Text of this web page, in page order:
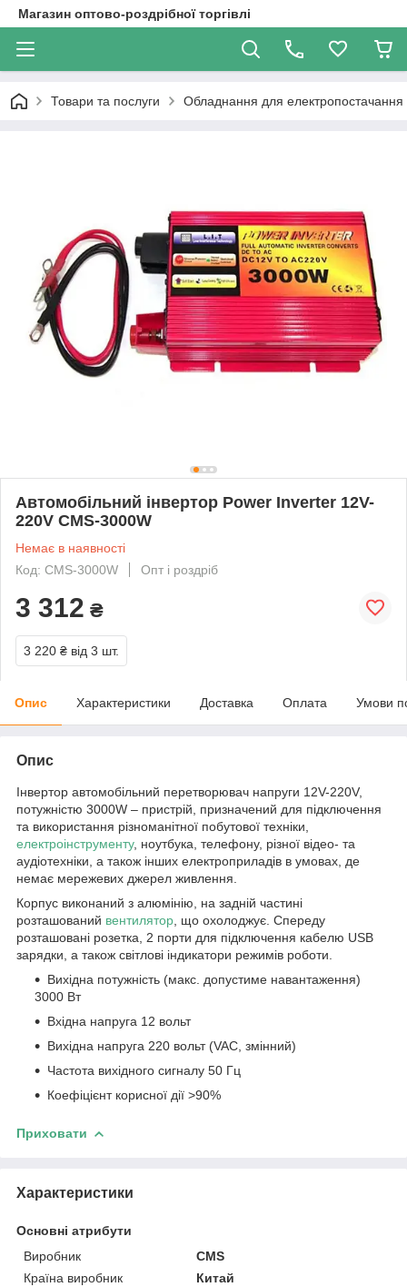
Магазин оптово-роздрібної торгівлі
Товари та послуги Обладнання для електропостачання
Автомобільний інвертор Power Inverter 12V-
220V CMS-3000W
Немає в наявності
Код: CMS-3000W
Опт і роздріб
3 312 ₴
3 220 ₴ від 3 шт.
Опис Характеристики Доставка Оплата Умови
Опис
Інвертор автомобільний перетворювач напруги 12V-220V,
потужністю 3000W – пристрій, призначений для підключення
та використання різноманітної побутової техніки,
електроінструменту, ноутбука, телефону, різної відео- та
аудіотехніки, а також інших електроприладів в умовах, де
немає мережевих джерел живлення.
Корпус виконаний з алюмінію, на задній частині
розташований вентилятор , що охолоджує. Спереду
розташовані розетка, 2 порти для підключення кабелю USB
зарядки, а також світлові індикатори режимів роботи.
Вихідна потужність (макс. допустиме навантаження)
3000 Вт
Вхідна напруга 12 вольт
Вихідна напруга 220 вольт (VAC, змінний)
Частота вихідного сигналу 50 Гц
Коефіцієнт корисної дії >90%
Приховати
Характеристики
Основні атрибути
Виробник
CMS
Країна виробник
Китай